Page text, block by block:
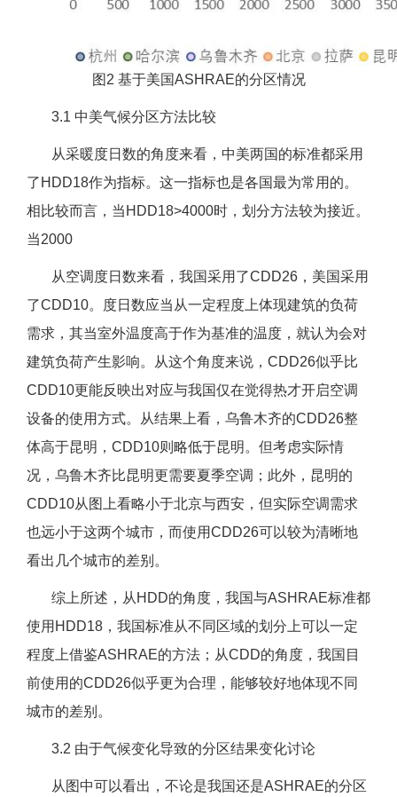
图2 基于美国ASHRAE的分区情况
3.1 中美气候分区方法比较
从采暖度日数的角度来看，中美两国的标准都采用
了HDD18作为指标。这一指标也是各国最为常用的。
相比较而言，当HDD18>4000时，划分方法较为接近。
当2000
从空调度日数来看，我国采用了CDD26，美国采用
了CDD10。度日数应当从一定程度上体现建筑的负荷
需求，其当室外温度高于作为基准的温度，就认为会对
建筑负荷产生影响。从这个角度来说，CDD26似乎比
CDD10更能反映出对应与我国仅在觉得热才开启空调
设备的使用方式。从结果上看，乌鲁木齐的CDD26整
体高于昆明，CDD10则略低于昆明。但考虑实际情
况，乌鲁木齐比昆明更需要夏季空调；此外，昆明的
CDD10从图上看略小于北京与西安，但实际空调需求
也远小于这两个城市，而使用CDD26可以较为清晰地
看出几个城市的差别。
综上所述，从HDD的角度，我国与ASHRAE标准都
使用HDD18，我国标准从不同区域的划分上可以一定
程度上借鉴ASHRAE的方法；从CDD的角度，我国目
前使用的CDD26似乎更为合理，能够较好地体现不同
城市的差别。
3.2 由于气候变化导致的分区结果变化讨论
从图中可以看出，不论是我国还是ASHRAE的分区